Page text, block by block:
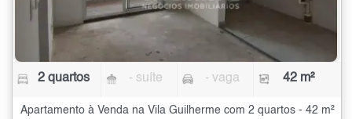
2 quartos - suíte - vaga 42 m²
Apartamento à Venda na Vila Guilherme com 2 quartos - 42 m²